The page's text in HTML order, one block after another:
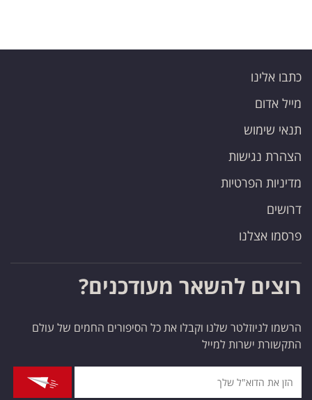
כתבו אלינו
מייל אדום
תנאי שימוש
הצהרת נגישות
מדיניות הפרטיות
דרושים
פרסמו אצלנו
רוצים להשאר מעודכנים?
הרשמו לניוזלטר שלנו וקבלו את כל הסיפורים החמים של עולם
התקשורת ישרות למייל